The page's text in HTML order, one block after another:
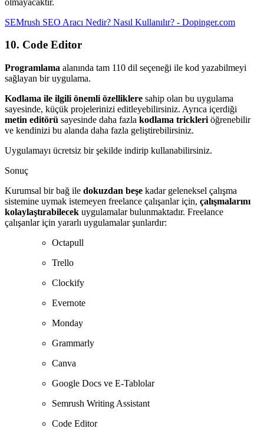
SEMrush SEO Aracı Nedir? Nasıl Kullanılır? - Dopinger.com
10. Code Editor
Programlama alanında tam 110 dil seçeneği ile kod yazabilmeyi
sağlayan bir uygulama.
Kodlama ile ilgili önemli özelliklere sahip olan bu uygulama
sayesinde, küçük projelerinizi editleyebilirsiniz. Ayrıca içerdiği
metin editörü sayesinde daha fazla kodlama trickleri öğrenebilir
ve kendinizi bu alanda daha fazla geliştirebilirsiniz.
Uygulamayı ücretsiz bir şekilde indirip kullanabilirsiniz.
Sonuç
Kurumsal bir bağ ile dokuzdan beşe kadar geleneksel çalışma
sistemine uymak istemeyen freelance çalışanlar için, çalışmalarını
kolaylaştırabilecek uygulamalar bulunmaktadır. Freelance
çalışanlar için yararlı uygulamalar şunlardır:
Octapull
Trello
Clockify
Evernote
Monday
Grammarly
Canva
Google Docs ve E-Tablolar
Semrush Writing Assistant
Code Editor